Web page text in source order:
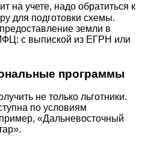
на учете, надо обратиться к
для подготовки схемы.
земли в
с выпиской из ЕГРН или
программы
не только льготники.
по условиям
«Дальневосточный